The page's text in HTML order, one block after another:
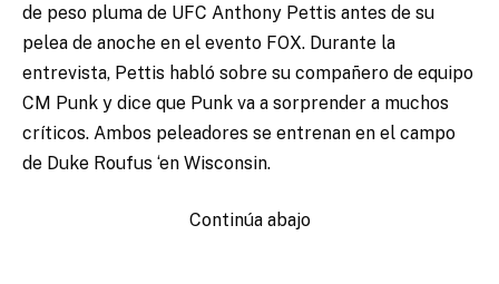
de peso pluma de UFC Anthony Pettis antes de su
pelea de anoche en el evento FOX. Durante la
entrevista, Pettis habló sobre su compañero de equipo
CM Punk y dice que Punk va a sorprender a muchos
críticos. Ambos peleadores se entrenan en el campo
de Duke Roufus ‘en Wisconsin.
Continúa abajo